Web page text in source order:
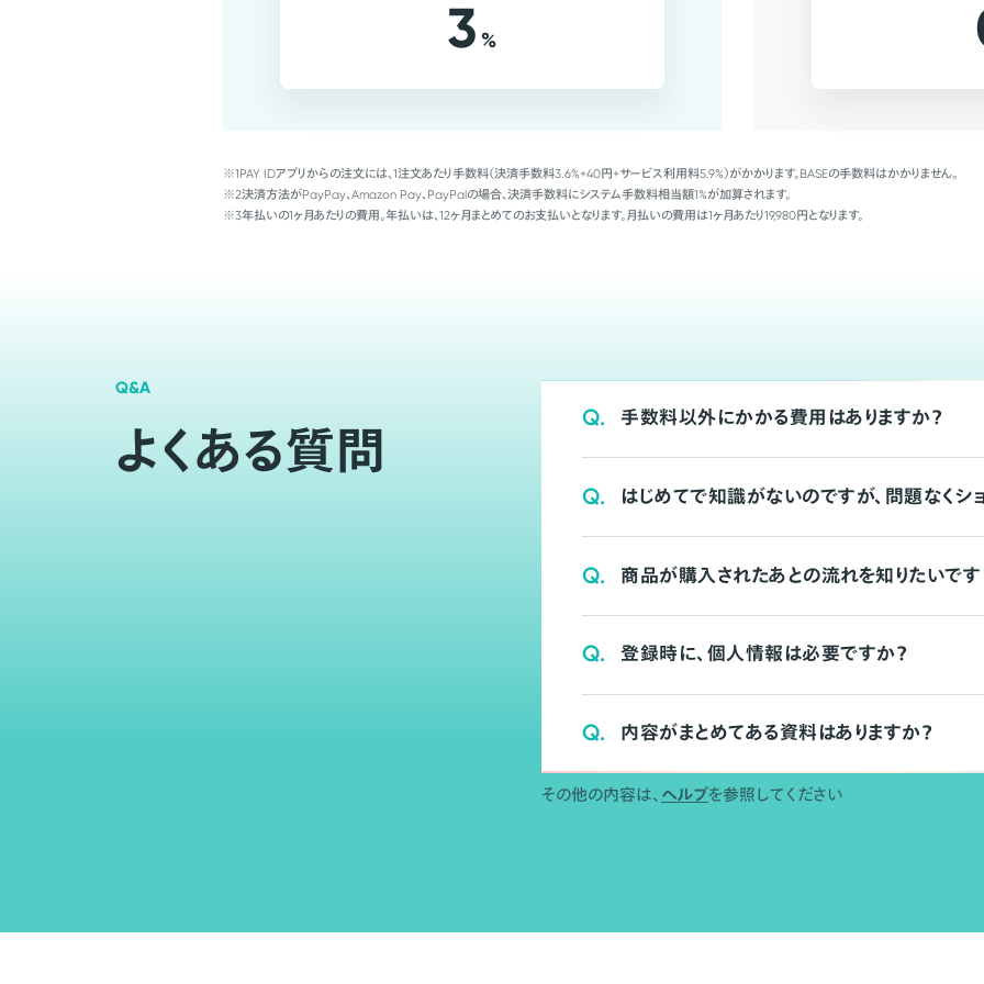
3 %
※1PAY IDアプリからの注文には、1注文あたり手数料（決済手数料3.6%+40円+サービス利用料5.9%）がかかります。BASEの手数料はかかりません。
※2決済方法がPayPay、Amazon Pay、PayPalの場合、決済手数料にシステム手数料相当額1%が加算されます。
※3年払いの1ヶ月あたりの費用。年払いは、12ヶ月まとめてのお支払いとなります。月払いの費用は1ヶ月あたり19,980円となります。
Q&A
よくある質問
Q. 手数料以外にかかる費用はありますか？
Q. はじめてで知識がないのですが、問題なくシ
Q. 商品が購入されたあとの流れを知りたいです
Q. 登録時に、個人情報は必要ですか？
Q. 内容がまとめてある資料はありますか？
その他の内容は、 ヘルプを参照してください